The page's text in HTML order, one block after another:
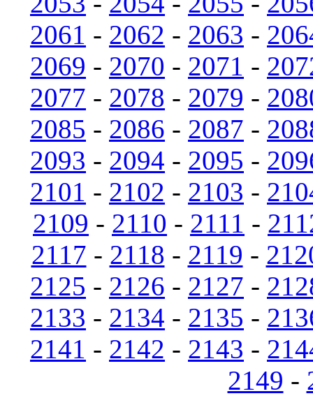
2061 - 2062 - 2063 -
2069 - 2070 - 2071 -
2077 - 2078 - 2079 -
2085 - 2086 - 2087 -
2093 - 2094 - 2095 -
2101 - 2102 - 2103 -
2109 - 2110 - 2111 -
2117 - 2118 - 2119 -
2125 - 2126 - 2127 -
2133 - 2134 - 2135 -
2141 - 2142 - 2143 -
2149 -